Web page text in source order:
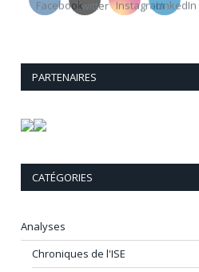
PARTENAIRES
CATÉGORIES
Analyses
Chroniques de l'ISE